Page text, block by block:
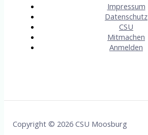
Impressum
Datenschutz
CSU
Mitmachen
Anmelden
Copyright © 2026 CSU Moosburg